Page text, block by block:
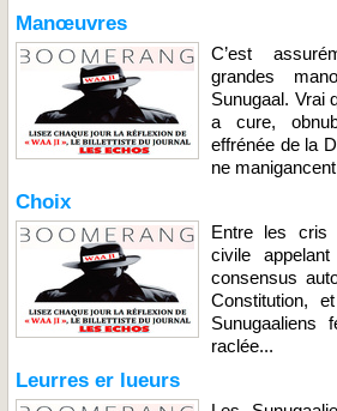
Manœuvres
C’est
grandes
Sunugaal. Vrai
a cure,
effrénée de la
ne
Choix
Entre les cris
civile
consensus
Constitution,
raclée...
Leurres er lueurs